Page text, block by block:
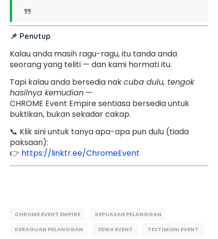
📌 Penutup
Kalau anda masih ragu-ragu, itu tanda anda
seorang yang teliti — dan kami hormati itu.
Tapi kalau anda bersedia nakcuba dulu, tengok
hasilnya kemudian —
CHROME Event Empire sentiasa bersedia untuk
buktikan, bukan sekadar cakap.
📞 Klik sini untuk tanya apa-apa pun dulu (tiada
paksaan):
👉 https://linktr.ee/ChromeEvent
CHROME EVENT EMPIRE
KEPUASAN PELANGGAN
KERAGUAN PELANGGAN
SEWA EVENT TESTIMONI EVENT